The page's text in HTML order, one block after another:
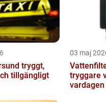
tryggt,
tillgängligt
03 maj
tryggare
vardagen